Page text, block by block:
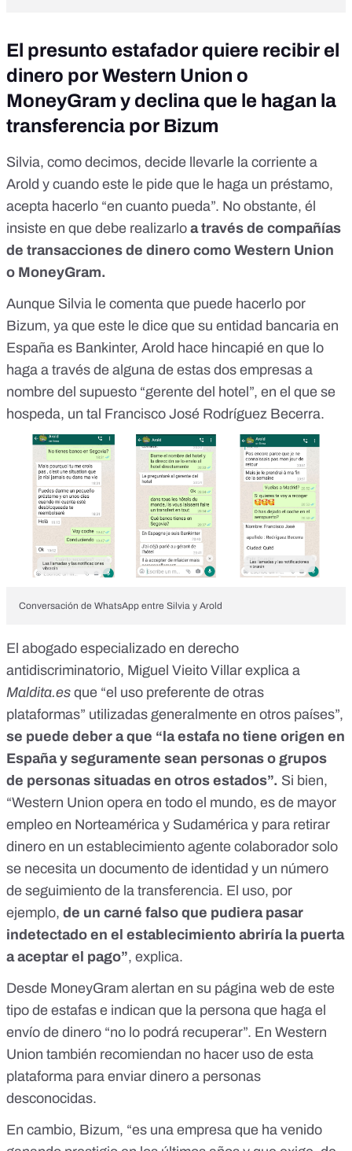
El presunto estafador quiere recibir el
dinero por Western Union o
MoneyGram y declina que le hagan la
transferencia por Bizum
Silvia, como decimos, decide llevarle la corriente a
Arold y cuando este le pide que le haga un préstamo,
acepta hacerlo “en cuanto pueda”. No obstante, él
insiste en que debe realizarlo a través de compañías
de transacciones de dinero como Western Union
o MoneyGram.
Aunque Silvia le comenta que puede hacerlo por
Bizum, ya que este le dice que su entidad bancaria en
España es Bankinter, Arold hace hincapié en que lo
haga a través de alguna de estas dos empresas a
nombre del supuesto “gerente del hotel”, en el que se
hospeda, un tal Francisco José Rodríguez Becerra.
Conversación de WhatsApp entre Silvia y Arold
El abogado especializado en derecho
antidiscriminatorio, Miguel Vieito Villar explica a
Maldita.es que “el uso preferente de otras
plataformas” utilizadas generalmente en otros países”,
se puede deber a que “la estafa no tiene origen en
España y seguramente sean personas o grupos
de personas situadas en otros estados”. Si bien,
“Western Union opera en todo el mundo, es de mayor
empleo en Norteamérica y Sudamérica y para retirar
dinero en un establecimiento agente colaborador solo
se necesita un documento de identidad y un número
de seguimiento de la transferencia. El uso, por
ejemplo, de un carné falso que pudiera pasar
indetectado en el establecimiento abriría la puerta
a aceptar el pago”, explica.
Desde MoneyGram alertan en su página web de este
tipo de estafas e indican que la persona que haga el
envío de dinero “no lo podrá recuperar”. En Western
Union también recomiendan no hacer uso de esta
plataforma para enviar dinero a personas
desconocidas.
En cambio, Bizum, “es una empresa que ha venido